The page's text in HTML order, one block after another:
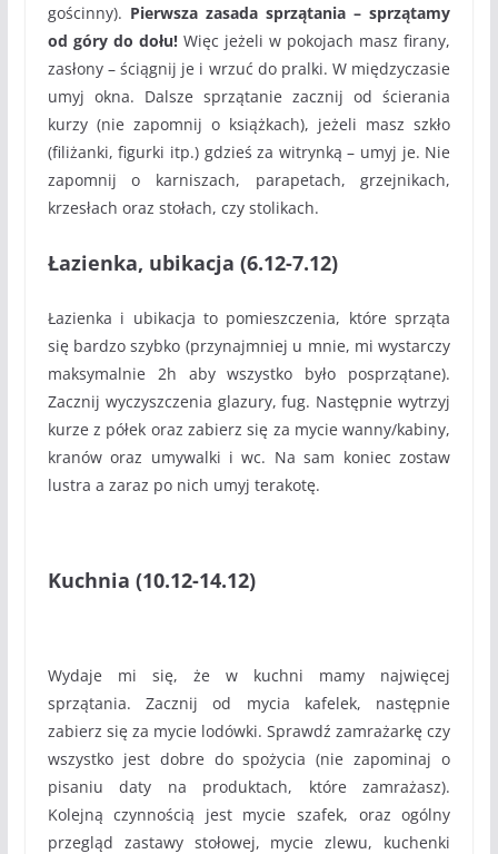
gościnny). Pierwsza zasada sprzątania – sprzątamy
od góry do dołu! Więc jeżeli w pokojach masz firany,
zasłony – ściągnij je i wrzuć do pralki. W międzyczasie
umyj okna. Dalsze sprzątanie zacznij od ścierania
kurzy (nie zapomnij o książkach), jeżeli masz szkło
(filiżanki, figurki itp.) gdzieś za witrynką – umyj je. Nie
zapomnij o karniszach, parapetach, grzejnikach,
krzesłach oraz stołach, czy stolikach.
Łazienka, ubikacja (6.12-7.12)
Łazienka i ubikacja to pomieszczenia, które sprząta
się bardzo szybko (przynajmniej u mnie, mi wystarczy
maksymalnie 2h aby wszystko było posprzątane).
Zacznij wyczyszczenia glazury, fug. Następnie wytrzyj
kurze z półek oraz zabierz się za mycie wanny/kabiny,
kranów oraz umywalki i wc. Na sam koniec zostaw
lustra a zaraz po nich umyj terakotę.
Kuchnia (10.12-14.12)
Wydaje mi się, że w kuchni mamy najwięcej
sprzątania. Zacznij od mycia kafelek, następnie
zabierz się za mycie lodówki. Sprawdź zamrażarkę czy
wszystko jest dobre do spożycia (nie zapominaj o
pisaniu daty na produktach, które zamrażasz).
Kolejną czynnością jest mycie szafek, oraz ogólny
przegląd zastawy stołowej, mycie zlewu, kuchenki